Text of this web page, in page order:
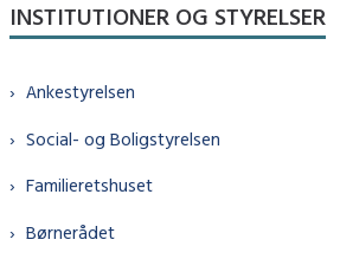
INSTITUTIONER OG STYRELSER
Ankestyrelsen
Social- og Boligstyrelsen
Familieretshuset
Børnerådet